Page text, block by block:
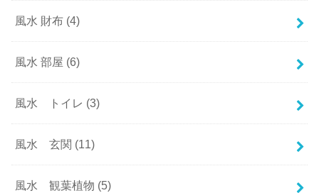
風水 財布 (4)
風水 部屋 (6)
風水 トイレ (3)
風水 玄関 (11)
風水 観葉植物 (5)